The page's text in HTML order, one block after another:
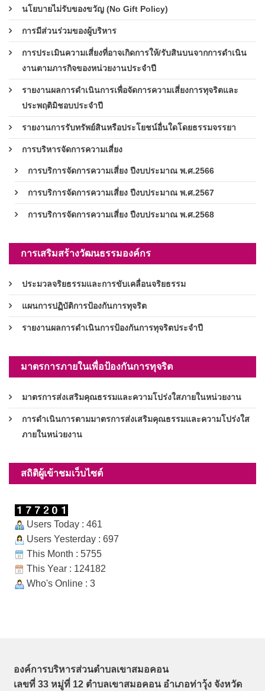
นโยบายไม่รับของขวัญ (No Gift Policy)
การมีส่วนร่วมของผู้บริหาร
การประเมินความเสี่ยงที่อาจเกิดการให้/รับสินบนจากการดำเนิน
งานตามภารกิจของหน่วยงานประจำปี
รายงานผลการดำเนินการเพื่อจัดการความเสี่ยงการทุจริตและ
ประพฤติมิชอบประจำปี
รายงานการรับทรัพย์สินหรือประโยชน์อื่นใดโดยธรรมจรรยา
การบริหารจัดการความเสี่ยง
การบริการจัดการความเสี่ยง ปีงบประมาณ พ.ศ.2566
การบริการจัดการความเสี่ยง ปีงบประมาณ พ.ศ.2567
การบริการจัดการความเสี่ยง ปีงบประมาณ พ.ศ.2568
การเสริมสร้างวัฒนธรรมองค์กร
ประมวลจริยธรรมและการขับเคลื่อนจริยธรรม
แผนการปฏิบัติการป้องกันการทุจริต
รายงานผลการดำเนินการป้องกันการทุจริตประจำปี
มาตรการภายในเพื่อป้องกันการทุจริต
มาตรการส่งเสริมคุณธรรมและความโปร่งใสภายในหน่วยงาน
การดำเนินการตามมาตรการส่งเสริมคุณธรรมและความโปร่งใส
ภายในหน่วยงาน
สถิติผู้เข้าชมเว็บไซต์
Users Today : 461
Users Yesterday : 697
This Month : 5755
This Year : 124182
Who's Online : 3
องค์การบริหารส่วนตำบลเขาสมอคอน
เลขที่ 33 หมู่ที่ 12 ตำบลเขาสมอคอน อำเภอท่าวุ้ง จังหวัด